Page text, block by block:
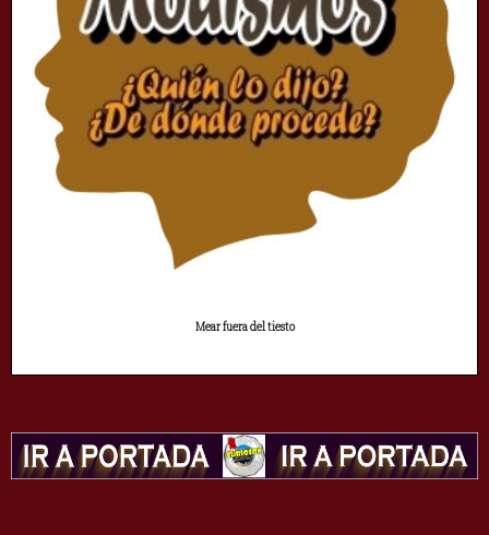
Mear fuera del tiesto